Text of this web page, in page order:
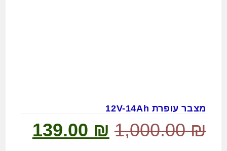
מצבר עופרת 12V-14Ah
1,000.00₪
139.00 ₪